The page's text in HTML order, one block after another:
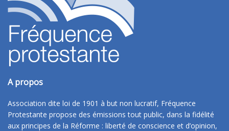
A propos
Association dite loi de 1901 à but non lucratif, Fréquence
Protestante propose des émissions tout public, dans la fidélité
aux principes de la Réforme : liberté de conscience et d’opinion,